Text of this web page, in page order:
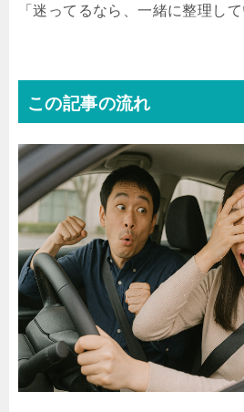
「迷ってるなら、一緒に整理して
この記事の流れ